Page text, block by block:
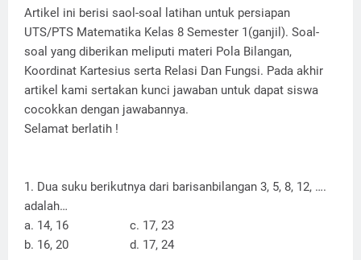
Artikel ini berisi saol-soal latihan untuk persiapan
UTS/PTS Matematika Kelas 8 Semester 1(ganjil). Soal-
soal yang diberikan meliputi materi Pola Bilangan,
Koordinat Kartesius serta Relasi Dan Fungsi. Pada akhir
artikel kami sertakan kunci jawaban untuk dapat siswa
cocokkan dengan jawabannya.
Selamat berlatih !
1. Dua suku berikutnya dari barisanbilangan 3, 5, 8, 12, ….
adalah…
a. 14, 16
c. 17, 23
b. 16, 20
d. 17, 24